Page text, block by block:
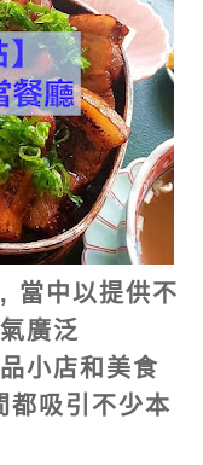
當中以提供不
廣泛
小店和美食
吸引不少本